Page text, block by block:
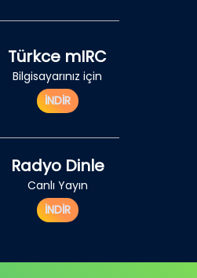
Türkce mIRC
Bilgisayarınız için
İNDİR
Radyo Dinle
Canlı Yayın
İNDİR